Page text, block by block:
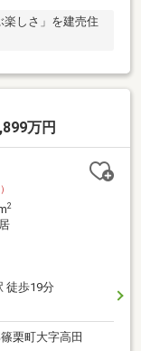
しさ」を建売住
万円
2
徒歩19分
栗町大字高田